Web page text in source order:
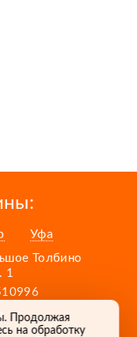
Уфа
Толбино
1
Продолжая
на обработку